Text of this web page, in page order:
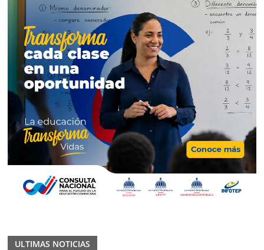
ULTIMAS NOTICIAS